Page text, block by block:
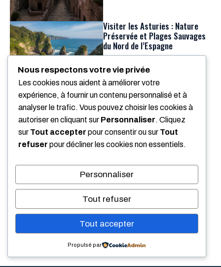
Visiter les Asturies : Nature
Préservée et Plages Sauvages
du Nord de l’Espagne
The Shard (Londres) : Billets,
Vue Panoramique et
Restaurants du Gratte-Ciel
08/08/2026
Charme et les Traditions de la
Ville du Canton de Bâle-
Campagne
07/08/2026
Nous respectons votre vie privée
Les cookies nous aident à améliorer votre
expérience, à fournir un contenu personnalisé et à
analyser le trafic. Vous pouvez choisir les cookies à
autoriser en cliquant sur Personnaliser. Cliquez
sur Tout accepter pour consentir ou sur Tout
refuser pour décliner les cookies non essentiels.
Personnaliser
Tout refuser
Tout accepter
Propulsé par